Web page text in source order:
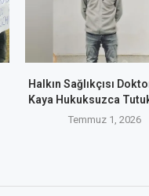
Halkın Sağlıkçısı
Kaya Hukuksuzca
Temmuz 1, 2026